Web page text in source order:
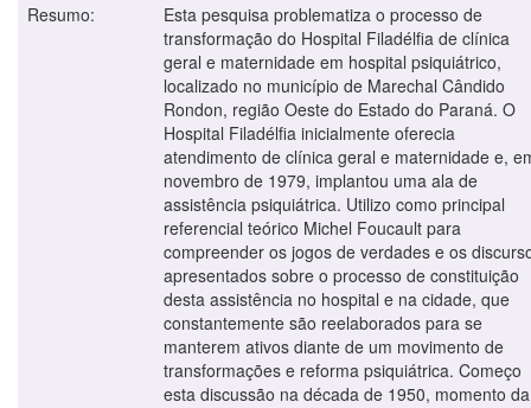
Resumo:
Esta pesquisa problematiza o processo de
transformação do Hospital Filadélfia de clínica
geral e maternidade em hospital psiquiátrico,
localizado no município de Marechal Cândido
Rondon, região Oeste do Estado do Paraná. O
Hospital Filadélfia inicialmente oferecia
atendimento de clínica geral e maternidade e,
novembro de 1979, implantou uma ala de
assistência psiquiátrica. Utilizo como principal
referencial teórico Michel Foucault para
compreender os jogos de verdades e os
apresentados sobre o processo de constituição
desta assistência no hospital e na cidade, que
constantemente são reelaborados para se
manterem ativos diante de um movimento de
transformações e reforma psiquiátrica. Começo
esta discussão na década de 1950, momento da